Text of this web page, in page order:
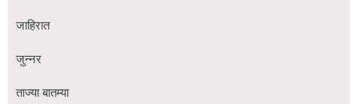
जाहिरात
जुन्नर
ताज्या बातम्या